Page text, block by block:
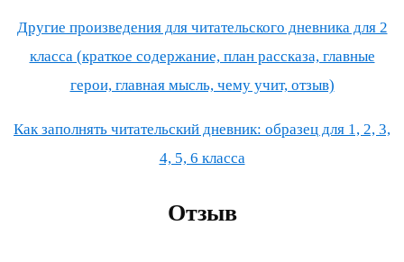
Другие произведения для читательского дневника для 2
класса (краткое содержание, план рассказа, главные
герои, главная мысль, чему учит, отзыв)
Как заполнять читательский дневник: образец для 1, 2, 3,
4, 5, 6 класса
Отзыв